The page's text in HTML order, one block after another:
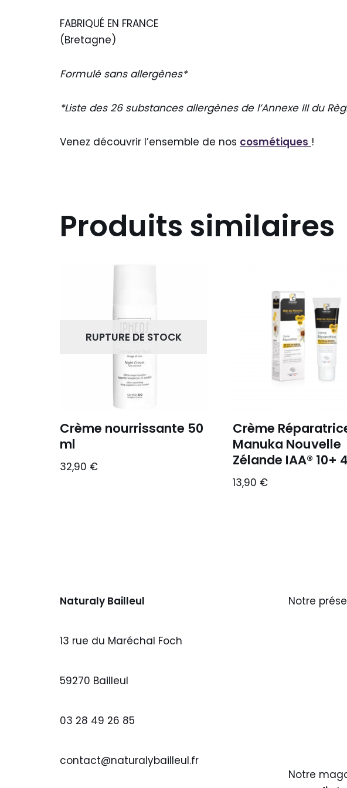
FABRIQUÉ EN FRANCE
(Bretagne)
Formulé sans allergènes*
*Liste des 26 substances allergènes de l’Annexe III du
Venez découvrir l’ensemble de nos cosmétiques !
Produits similaires
RUPTURE DE STOCK
Crème nourrissante 50
ml
32,90 €
Crème
Manuka Nouvelle
Zélande IAA® 10+
13,90 €
Naturaly Bailleul
13 rue du Maréchal Foch
59270 Bailleul
03 28 49 26 85
contact@naturalybailleul.fr
Notre
Notre